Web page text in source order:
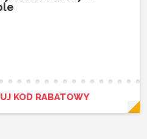
KOD RABATOWY